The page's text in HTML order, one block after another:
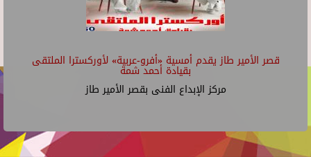
قصر الأمير طاز يقدم أمسية «أفرو-عربية» لأوركسترا الملتقى
بقيادة أحمد شمة
مركز الإبداع الفنى بقصر الأمير طاز